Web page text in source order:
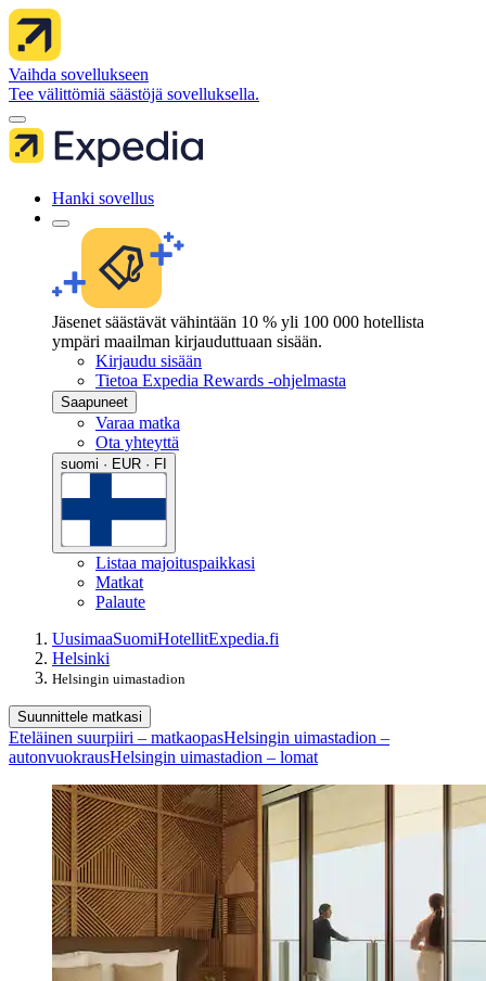
Vaihda sovellukseen
Tee välittömiä säästöjä sovelluksella.
Hanki sovellus
Jäsenet säästävät vähintään 10 % yli 100 000 hotellista
ympäri maailman kirjauduttuaan sisään.
Kirjaudu sisään
Tietoa Expedia Rewards -ohjelmasta
Saapuneet
Varaa matka
Ota yhteyttä
suomi · EUR · FI
Listaa majoituspaikkasi
Matkat
Palaute
UusimaaSuomiHotellitExpedia.fi
Helsinki
Helsingin uimastadion
Suunnittele matkasi
Eteläinen suurpiiri – matkaopasHelsingin uimastadion –
autonvuokrausHelsingin uimastadion – lomat